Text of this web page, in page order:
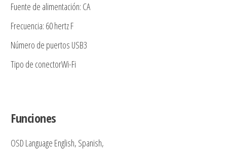
Fuente de alimentación: CA
Frecuencia: 60 hertz F
Número de puertos USB3
Tipo de conectorWi-Fi
Funciones
OSD Language English, Spanish,